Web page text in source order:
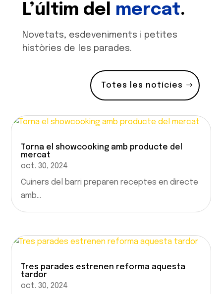
L’últim del mercat.
Novetats, esdeveniments i petites
històries de les parades.
Totes les notícies
Torna el showcooking amb producte del
mercat
oct. 30, 2024
Cuiners del barri preparen receptes en directe
amb...
Tres parades estrenen reforma aquesta
tardor
oct. 30, 2024